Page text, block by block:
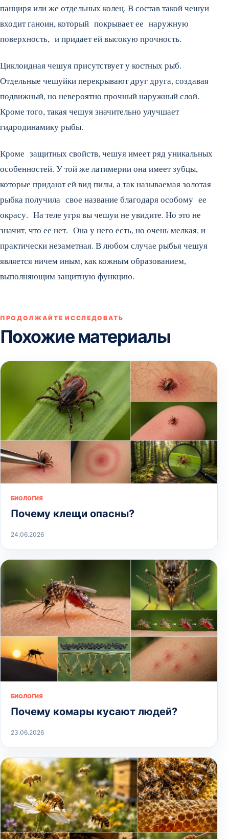
панциря или же отдельных колец. В состав такой чешуи
входит ганоин, который покрывает ее наружную
поверхность, и придает ей высокую прочность.
Циклоидная чешуя присутствует у костных рыб.
Отдельные чешуйки перекрывают друг друга, создавая
подвижный, но невероятно прочный наружный слой.
Кроме того, такая чешуя значительно улучшает
гидродинамику рыбы.
Кроме защитных свойств, чешуя имеет ряд уникальных
особенностей. У той же латимерии она имеет зубцы,
которые придают ей вид пилы, а так называемая золотая
рыбка получила свое название благодаря особому ее
окрасу. На теле угря вы чешуи не увидите. Но это не
значит, что ее нет. Она у него есть, но очень мелкая, и
практически незаметная. В любом случае рыбья чешуя
является ничем иным, как кожным образованием,
выполняющим защитную функцию.
ПРОДОЛЖАЙТЕ ИССЛЕДОВАТЬ
Похожие материалы
БИОЛОГИЯ
Почему клещи опасны?
24.06.2026
БИОЛОГИЯ
Почему комары кусают людей?
23.06.2026